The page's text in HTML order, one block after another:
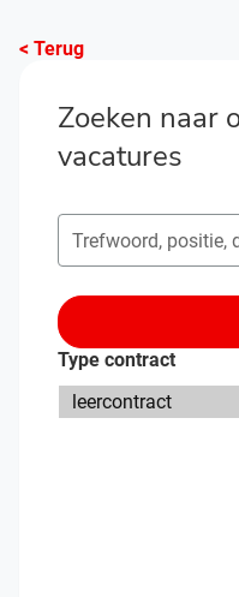
< Terug
Zoeken naar
vacatures
Zoeken naar open
Type contract